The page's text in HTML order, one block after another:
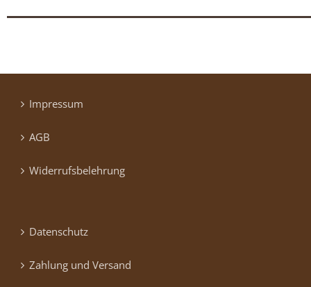
Impressum
AGB
Widerrufsbelehrung
Datenschutz
Zahlung und Versand